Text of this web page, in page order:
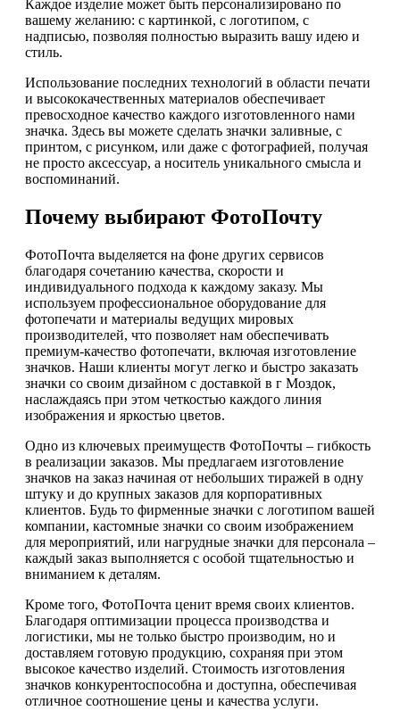
Каждое изделие может быть персонализировано по
вашему желанию: с картинкой, с логотипом, с
надписью, позволяя полностью выразить вашу идею и
стиль.
Использование последних технологий в области печати
и высококачественных материалов обеспечивает
превосходное качество каждого изготовленного нами
значка. Здесь вы можете сделать значки заливные, с
принтом, с рисунком, или даже с фотографией, получая
не просто аксессуар, а носитель уникального смысла и
воспоминаний.
Почему выбирают ФотоПочту
ФотоПочта выделяется на фоне других сервисов
благодаря сочетанию качества, скорости и
индивидуального подхода к каждому заказу. Мы
используем профессиональное оборудование для
фотопечати и материалы ведущих мировых
производителей, что позволяет нам обеспечивать
премиум-качество фотопечати, включая изготовление
значков. Наши клиенты могут легко и быстро заказать
значки со своим дизайном с доставкой в г Моздок,
наслаждаясь при этом четкостью каждого линия
изображения и яркостью цветов.
Одно из ключевых преимуществ ФотоПочты – гибкость
в реализации заказов. Мы предлагаем изготовление
значков на заказ начиная от небольших тиражей в одну
штуку и до крупных заказов для корпоративных
клиентов. Будь то фирменные значки с логотипом вашей
компании, кастомные значки со своим изображением
для мероприятий, или нагрудные значки для персонала –
каждый заказ выполняется с особой тщательностью и
вниманием к деталям.
Кроме того, ФотоПочта ценит время своих клиентов.
Благодаря оптимизации процесса производства и
логистики, мы не только быстро производим, но и
доставляем готовую продукцию, сохраняя при этом
высокое качество изделий. Стоимость изготовления
значков конкурентоспособна и доступна, обеспечивая
отличное соотношение цены и качества услуги.